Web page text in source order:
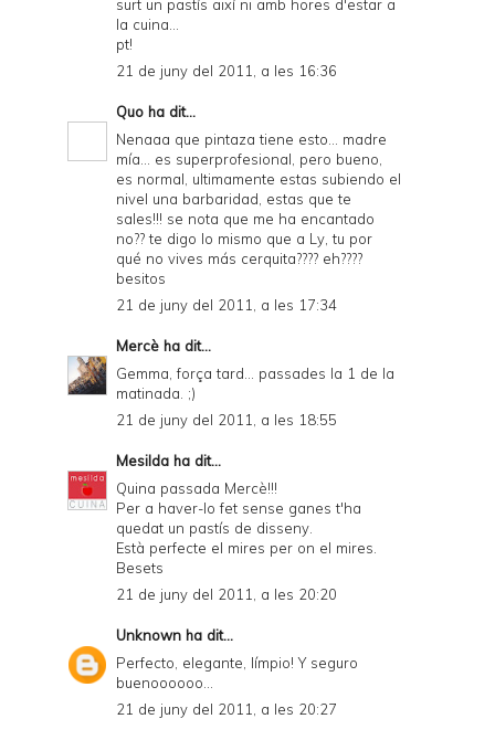
surt un pastís així ni amb hores d'estar a
la cuina...
pt!
21 de juny del 2011, a les 16:36
Quo ha dit...
Nenaaa que pintaza tiene esto... madre
mía... es superprofesional, pero bueno,
es normal, ultimamente estas subiendo el
nivel una barbaridad, estas que te
sales!!! se nota que me ha encantado
no?? te digo lo mismo que a Ly, tu por
qué no vives más cerquita???? eh????
besitos
21 de juny del 2011, a les 17:34
Mercè ha dit...
Gemma, força tard... passades la 1 de la
matinada. ;)
21 de juny del 2011, a les 18:55
Mesilda ha dit...
Quina passada Mercè!!!
Per a haver-lo fet sense ganes t'ha
quedat un pastís de disseny.
Està perfecte el mires per on el mires.
Besets
21 de juny del 2011, a les 20:20
Unknown ha dit...
Perfecto, elegante, límpio! Y seguro
buenoooooo...
21 de juny del 2011, a les 20:27